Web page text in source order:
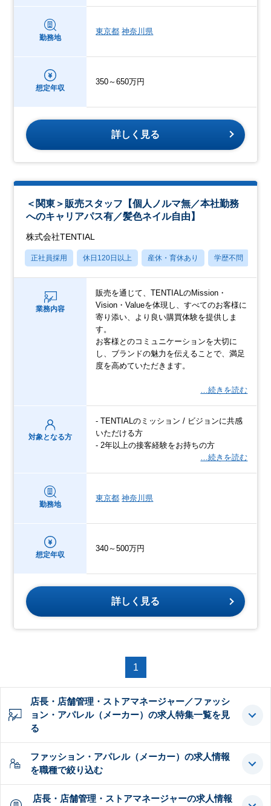
勤務地
東京都 神奈川県
想定年収
350～650万円
詳しく見る
＜関東＞販売スタッフ【個人ノルマ無／本社勤務
へのキャリアパス有／髪色ネイル自由】
株式会社TENTIAL
正社員採用 休日120日以上 産休・育休あり 学歴不問
業務内容
販売を通じて、TENTIALのMission・
Vision・Valueを体現し、すべてのお客様に
寄り添い、より良い購買体験を提供しま
す。
お客様とのコミュニケーションを大切に
し、ブランドの魅力を伝えることで、満足
度を高めていただきます。
…続きを読む
対象となる方
- TENTIALのミッション / ビジョンに共感
いただける方
- 2年以上の接客経験をお持ちの方
…続きを読む
勤務地
東京都 神奈川県
想定年収
340～500万円
詳しく見る
1
店長・店舗管理・ストアマネージャー／ファッシ
ョン・アパレル（メーカー）の求人特集一覧を見
る
ファッション・アパレル（メーカー）の求人情報
を職種で絞り込む
店長・店舗管理・ストアマネージャーの求人情報